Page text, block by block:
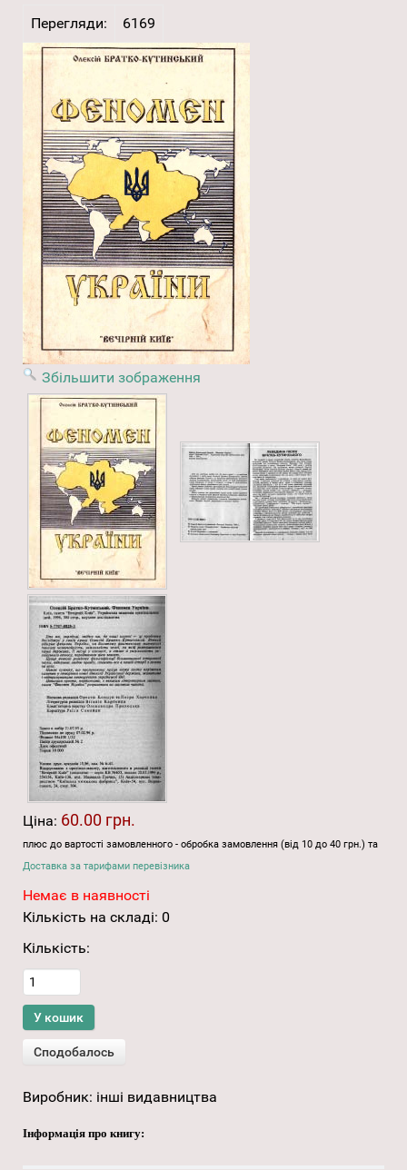
Перегляди: 6169
Збільшити зображення
Ціна: 60.00 грн.
плюс до вартості замовленного - обробка замовлення (від 10 до 40 грн.) та
Доставка за тарифами перевізника
Немає в наявності
Кількість на складі: 0
Кількість:
Виробник: інші видавництва
Інформація про книгу: